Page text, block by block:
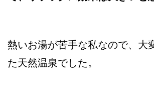
熱いお湯が苦手な私なので、大
た天然温泉でした。